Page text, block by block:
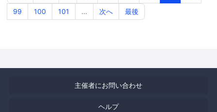
99
100 101 ... 次へ 最後
主催者にお問い合わせ
ヘルプ